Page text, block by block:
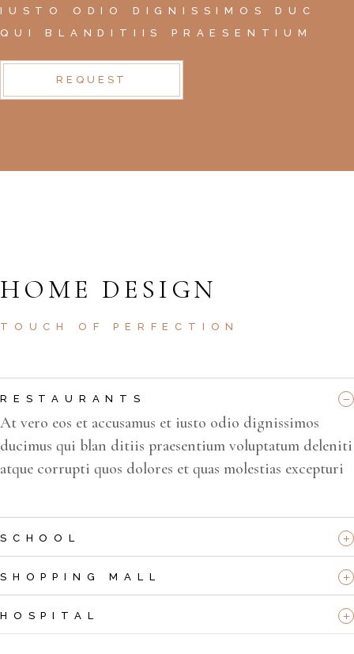
IUSTO ODIO DIGNISSIMOS DUC
QUI BLANDITIIS PRAESENTIUM
REQUEST
HOME DESIGN
TOUCH OF PERFECTION
RESTAURANTS
At vero eos et accusamus et iusto odio dignissimos
ducimus qui blan ditiis praesentium voluptatum deleniti
atque corrupti quos dolores et quas molestias excepturi
SCHOOL
SHOPPING MALL
HOSPITAL